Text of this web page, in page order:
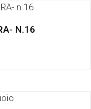
N.16